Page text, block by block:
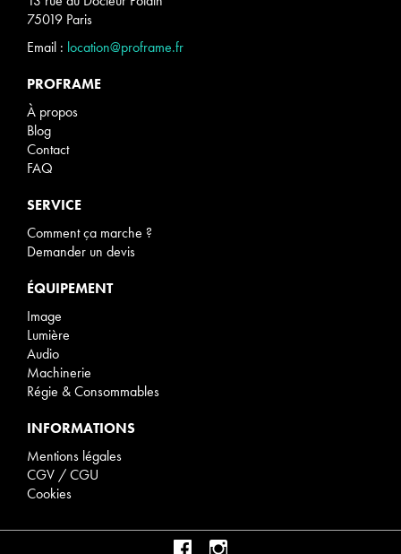
75019 Paris
Email : location@proframe.fr
PROFRAME
À propos
Blog
Contact
FAQ
SERVICE
Comment ça marche ?
Demander un devis
ÉQUIPEMENT
Image
Lumière
Audio
Machinerie
Régie & Consommables
INFORMATIONS
Mentions légales
CGV / CGU
Cookies